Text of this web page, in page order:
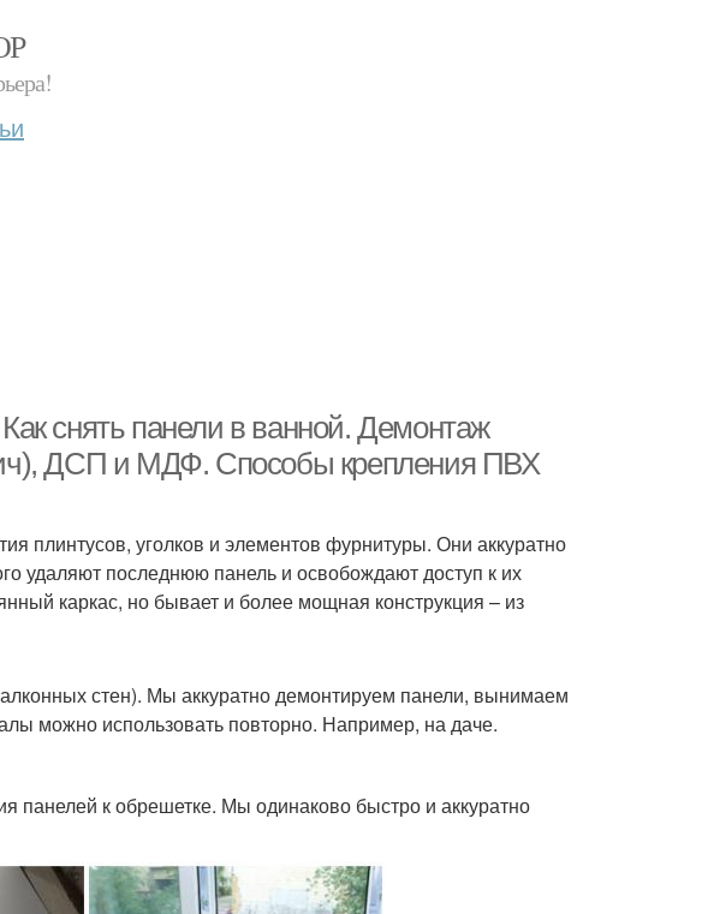
снять панели в ванной. Демонтаж
ДСП и МДФ. Способы крепления ПВХ
плинтусов, уголков и элементов фурнитуры. Они аккуратно
удаляют последнюю панель и освобождают доступ к их
каркас, но бывает и более мощная конструкция – из
стен). Мы аккуратно демонтируем панели, вынимаем
можно использовать повторно. Например, на даче.
панелей к обрешетке. Мы одинаково быстро и аккуратно